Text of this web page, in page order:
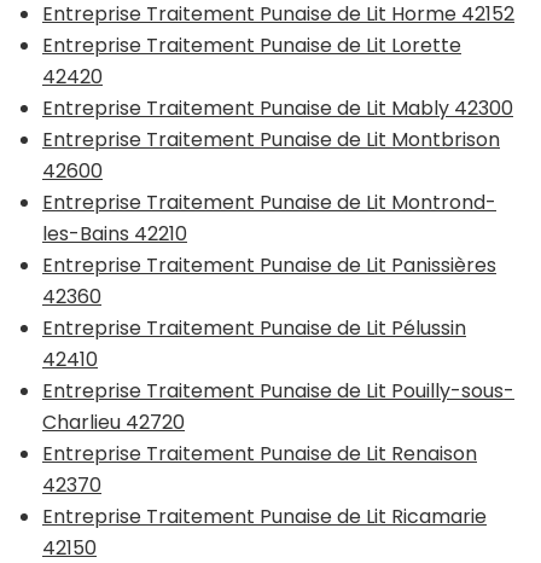
Entreprise Traitement Punaise de Lit Horme 42152
Entreprise Traitement Punaise de Lit Lorette
42420
Entreprise Traitement Punaise de Lit Mably 42300
Entreprise Traitement Punaise de Lit Montbrison
42600
Entreprise Traitement Punaise de Lit Montrond-
les-Bains 42210
Entreprise Traitement Punaise de Lit Panissières
42360
Entreprise Traitement Punaise de Lit Pélussin
42410
Entreprise Traitement Punaise de Lit Pouilly-sous-
Charlieu 42720
Entreprise Traitement Punaise de Lit Renaison
42370
Entreprise Traitement Punaise de Lit Ricamarie
42150